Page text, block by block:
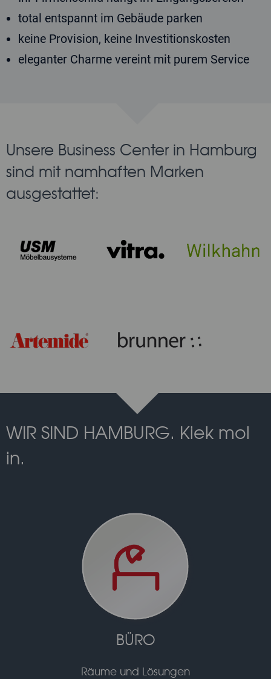
total entspannt im Gebäude parken
keine Provision, keine Investitionskosten
eleganter Charme vereint mit purem Service
Unsere Business Center in Hamburg
sind mit namhaften Marken
ausgestattet:
WIR SIND HAMBURG. Kiek mol
in.
BÜRO
Räume und Lösungen